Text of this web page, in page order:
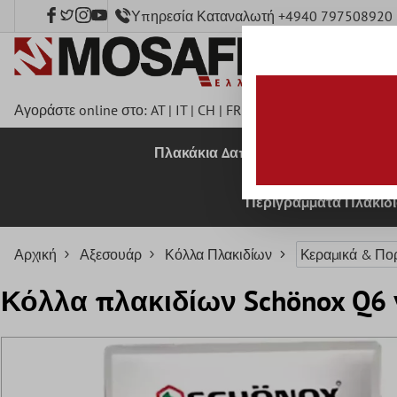
περιεχόμενο Υπηρεσία Καταναλωτή +4940 797508920
Αγοράστε online στο: AT| IT| CH | FR
Πλακάκια Δαπέδου
Περιγράμματα
Αρχική Αξεσουάρ Κόλλα Πλακιδίων Κεραμικά &
Κόλλα πλακιδίων Schönox